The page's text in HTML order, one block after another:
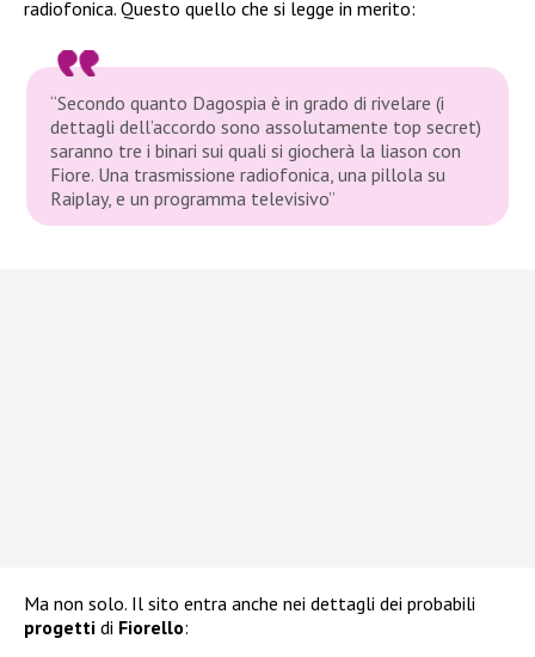
radiofonica. Questo quello che si legge in merito:
“Secondo quanto Dagospia è in grado di rivelare (i
dettagli dell’accordo sono assolutamente top secret)
saranno tre i binari sui quali si giocherà la liason con
Fiore. Una trasmissione radiofonica, una pillola su
Raiplay, e un programma televisivo”
Ma non solo. Il sito entra anche nei dettagli dei probabili
progetti di Fiorello: